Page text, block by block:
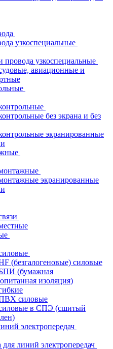
узкоспециальные
провода узкоспециальные
авиационные и
без экрана и без
экранированные
экранированные
(безгалогеновые) силовые
(бумажная
изоляция)
силовые
в СПЭ (сшитый
электропередач
линий электропередач